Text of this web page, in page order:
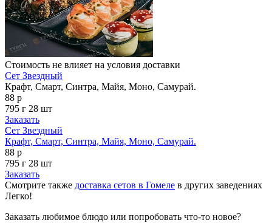
Стоимость не влияет на условия доставки
Сет Звездный
Крафт, Смарт, Синтра, Майя, Моно, Самурай.
88 р
795 г 28 шт
Заказать
Сет Звездный
Крафт, Смарт, Синтра, Майя, Моно, Самурай.
88 р
795 г 28 шт
Заказать
Смотрите также доставка сетов в Гомеле в других заведениях
Легко!
Заказать любимое блюдо или попробовать что-то новое?